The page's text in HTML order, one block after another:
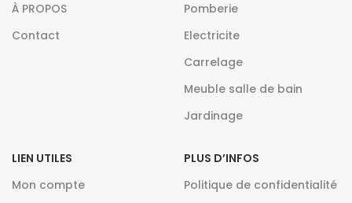
À PROPOS
Contact
Pomberie
Electricite
Carrelage
Meuble salle de bain
Jardinage
LIEN UTILES
Mon compte
PLUS D’INFOS
Politique de confidentialité